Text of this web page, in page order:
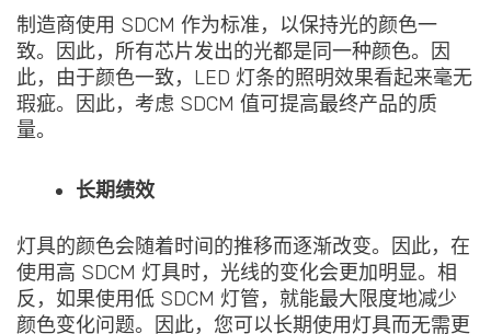
制造商使用 SDCM 作为标准，以保持光的颜色一
致。因此，所有芯片发出的光都是同一种颜色。因
此，由于颜色一致，LED 灯条的照明效果看起来毫无
瑕疵。因此，考虑 SDCM 值可提高最终产品的质
量。
长期绩效
灯具的颜色会随着时间的推移而逐渐改变。因此，在
使用高 SDCM 灯具时，光线的变化会更加明显。相
反，如果使用低 SDCM 灯管，就能最大限度地减少
颜色变化问题。因此，您可以长期使用灯具而无需更